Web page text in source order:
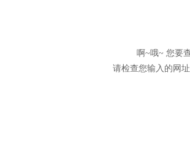
啊~哦~ 您要
请检查您输入的网